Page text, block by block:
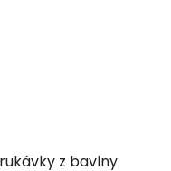
z bavlny